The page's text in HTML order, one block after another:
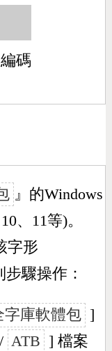
碼
』的Windows
、11等)。
字形
驟操作：
字庫軟體包 ]
/ ATB ] 檔案